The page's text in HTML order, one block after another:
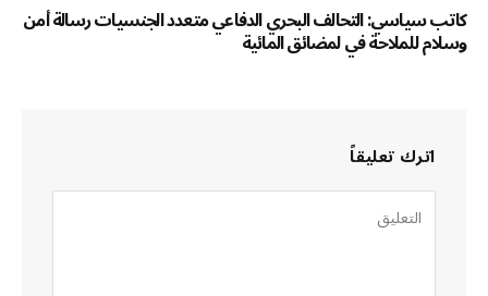
كاتب سياسي: التحالف البحري الدفاعي متعدد الجنسيات رسالة أمن
وسلام للملاحة في لمضائق المائية
اترك تعليقاً